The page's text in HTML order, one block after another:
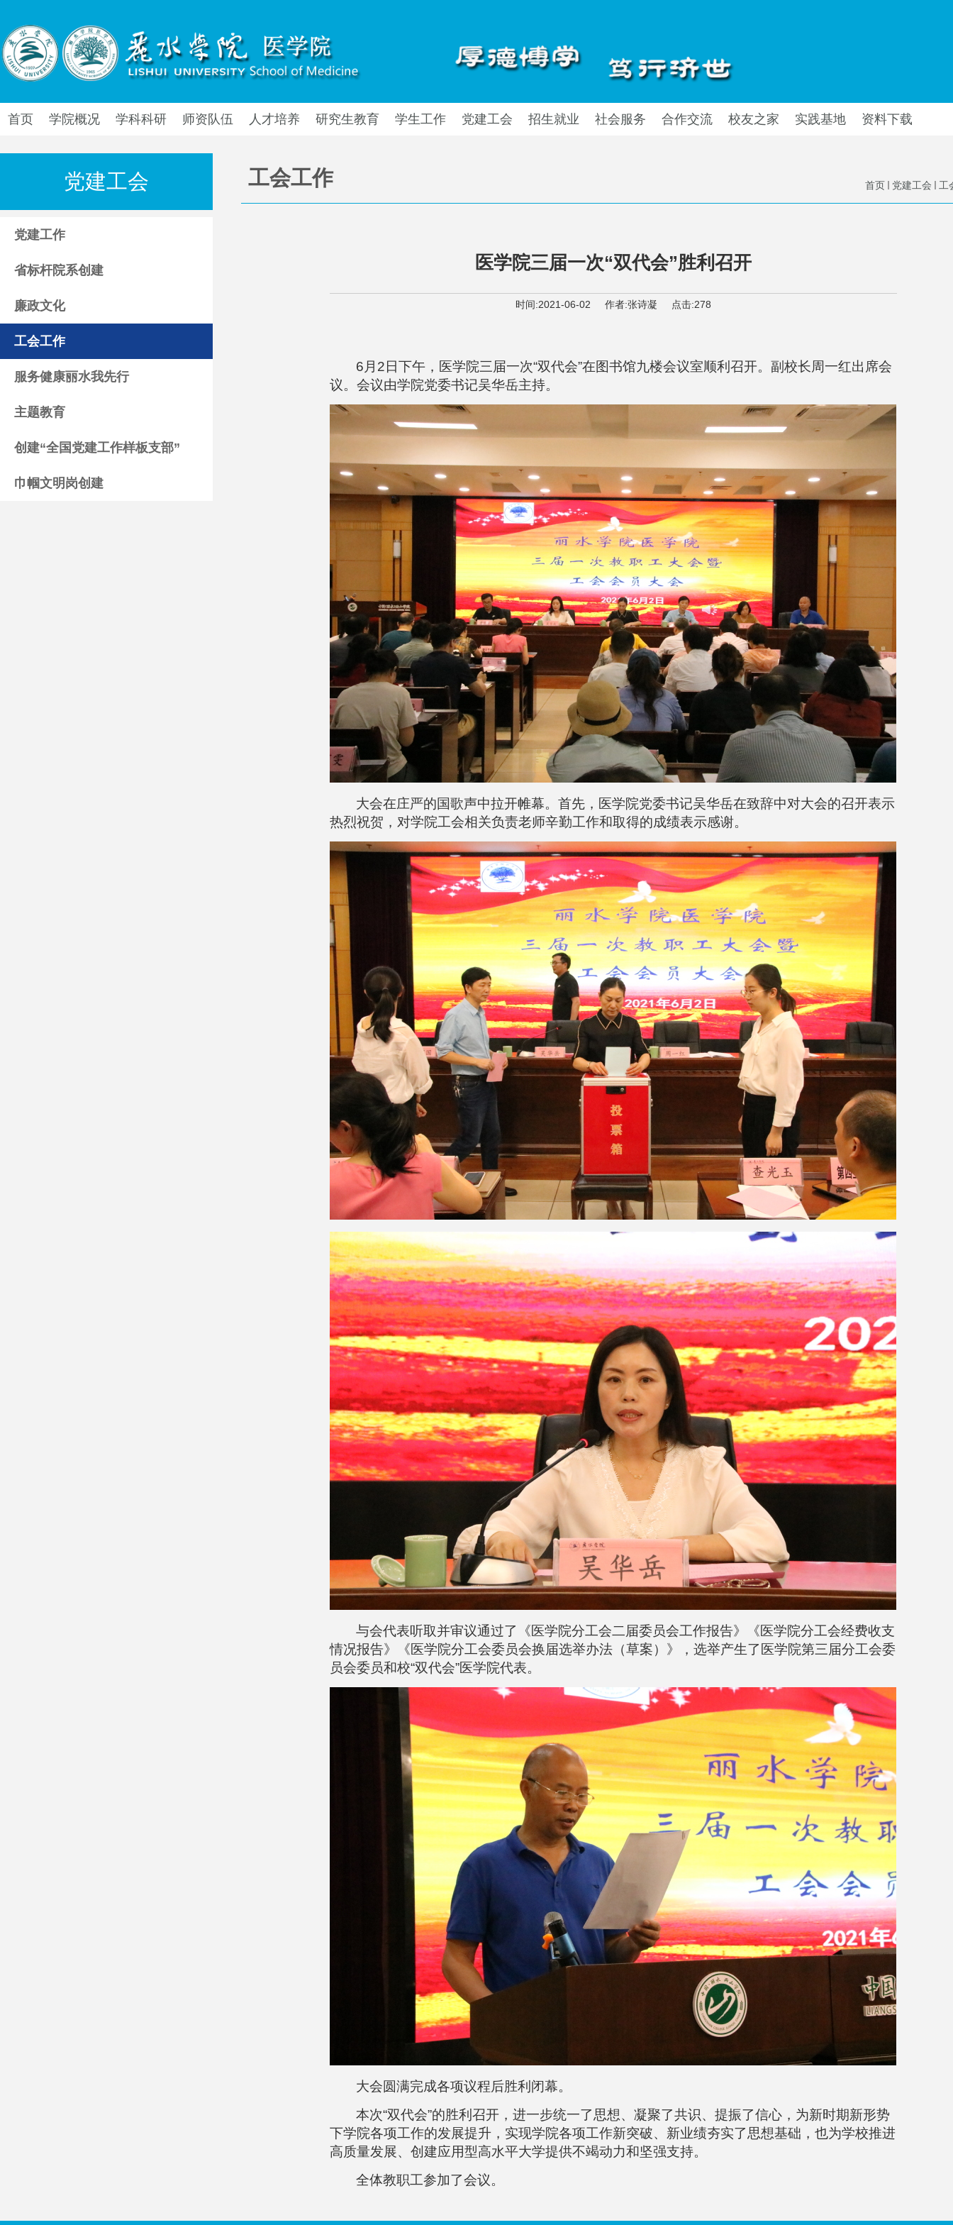
首页 学院概况 学科科研 师资队伍 人才培养 研究生教育 学生工作 党建工会 招生就业 社会服务 合作交流 校友之家 实践基地 资料下载
党建工会
党建工作
省标杆院系创建
廉政文化
工会工作
服务健康丽水我先行
主题教育
创建“全国党建工作样板支部”
巾帼文明岗创建
工会工作 首页 党建工会 工
医学院三届一次“双代会”胜利召开
时间:2021-06-02 作者:张诗凝 点击:278
6月2日下午，医学院三届一次“双代会”在图书馆九楼会议室顺利召开。副校长周一红出席会
议。会议由学院党委书记吴华岳主持。
大会在庄严的国歌声中拉开帷幕。 首先，医学院党委书记吴华岳在致辞中对大会的召开表示
热烈祝贺，对学院工会相关负责老师辛勤工作和取得的成绩表示感谢。
与会代表听取并审议通过了 《 医学院分工会二届委员会工作报告》 《 医学院分工会经费收支
情况报告》 《 医学院分工会委员会换届选举办法（草案） 》 ， 选举产生了 医学院第三届分工会委
员会委员和校“双代会”医学院代表。
大会圆满完成各项议程后胜利闭幕。
本次“双代会”的胜利召开，进一步统一了思想、凝聚了共识、提振了信心，为新时期新形势
下学院各项工作的发展提升，实现学院各项工作新突破、新业绩夯实了思想基础，也为学校推进
高质量发展、创建应用型高水平大学提供不竭动力和坚强支持。
全体教职工参加了会议。